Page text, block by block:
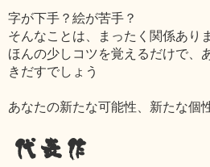
字が下手？絵が苦手？
そんなことは、まったく関係あり
ほんの少しコツを覚えるだけで、
きだすでしょう
あなたの新たな可能性、新たな個
代表作